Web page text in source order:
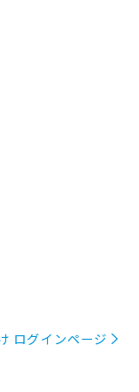
ログインページ